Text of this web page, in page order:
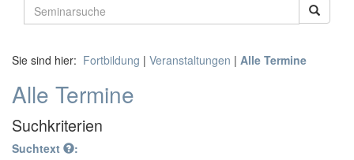
Sie sind hier: Fortbildung | Veranstaltungen | Alle Termine
Alle Termine
Suchkriterien
Suchtext :